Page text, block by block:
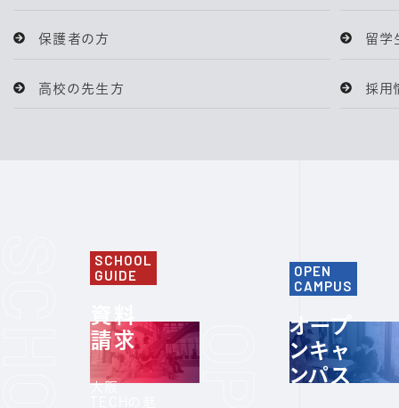
保護者の方 留学
高校の先生方 採用
SCHOOL
GUIDE
資料
請求
大阪
OPEN
CAMPUS
オープ
ンキャ
ンパス